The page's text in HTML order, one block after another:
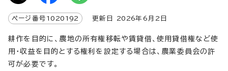
ページ番号 1020192 更新日 2026年6月2日
耕作を目的に、農地の所有権移転や賃貸借、使用貸借権など使
用・収益を目的とする権利を設定する場合は、農業委員会の許
可が必要です。